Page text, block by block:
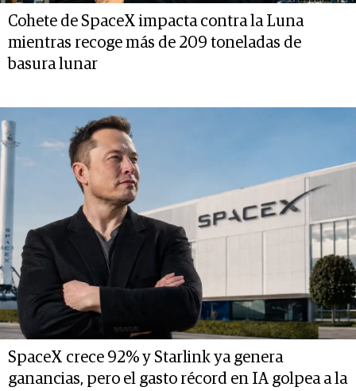
Cohete de SpaceX impacta contra la Luna
mientras recoge más de 209 toneladas de
basura lunar
SpaceX crece 92% y Starlink ya genera
ganancias, pero el gasto récord en IA golpea a la